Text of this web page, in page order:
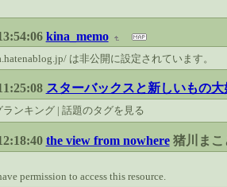
kina_memo
は非公開に設定されています。
スターバックスと新しいもの大
ランキング | 話題のタグを見る
the view from nowhere 猪川まこ
permission to access this resource.